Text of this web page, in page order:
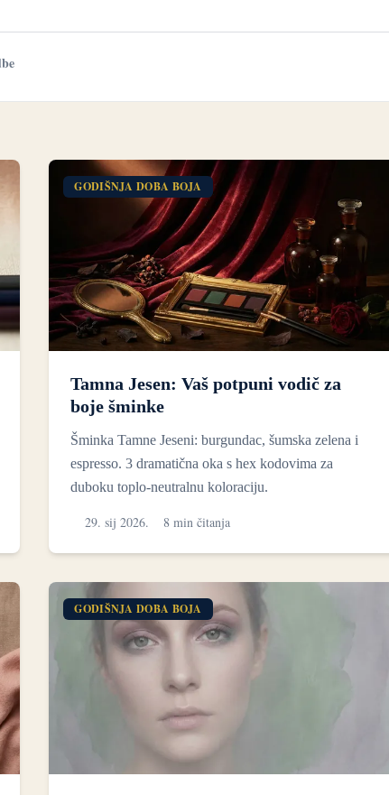
GODIŠNJA DOBA BOJA
Tamna Jesen: Vaš potpuni vodič za
boje šminke
Šminka Tamne Jeseni: burgundac, šumska zelena i
espresso. 3 dramatična oka s hex kodovima za
duboku toplo-neutralnu koloraciju.
29. sij 2026. 8 min čitanja
GODIŠNJA DOBA BOJA